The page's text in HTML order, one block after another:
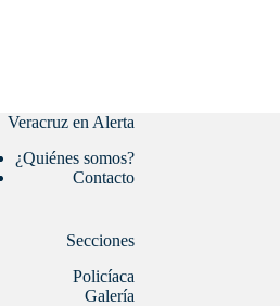
Veracruz en Alerta
¿Quiénes somos?
Contacto
Secciones
Policíaca
Galería